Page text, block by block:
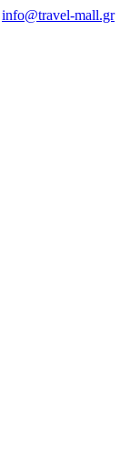
info@travel-mall.gr